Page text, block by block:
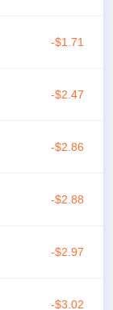
-$1.71
-$2.47
-$2.86
-$2.88
-$2.97
-$3.02